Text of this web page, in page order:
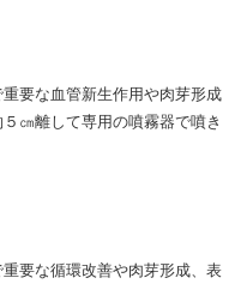
要な血管新生作用や肉芽形成
㎝離して専用の噴霧器で噴き
要な循環改善や肉芽形成、表